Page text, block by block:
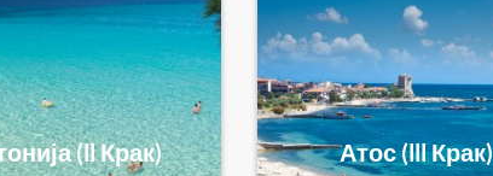
(ll Крак) Атос (lll Крак)